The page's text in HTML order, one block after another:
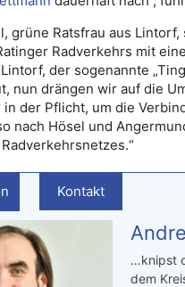
grüne Ratsfrau aus
Radverkehrs mit
der sogenannte
nun drängen wir auf die
in der Pflicht, um die
nach Hösel und
Kontakt
…knipst
dem